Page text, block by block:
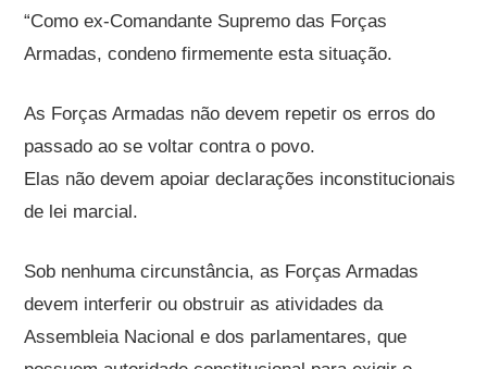
“Como ex-Comandante Supremo das Forças
Armadas, condeno firmemente esta situação.
As Forças Armadas não devem repetir os erros do
passado ao se voltar contra o povo.
Elas não devem apoiar declarações inconstitucionais
de lei marcial.
Sob nenhuma circunstância, as Forças Armadas
devem interferir ou obstruir as atividades da
Assembleia Nacional e dos parlamentares, que